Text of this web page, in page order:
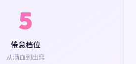
5
倦怠档位
从满血到出窍